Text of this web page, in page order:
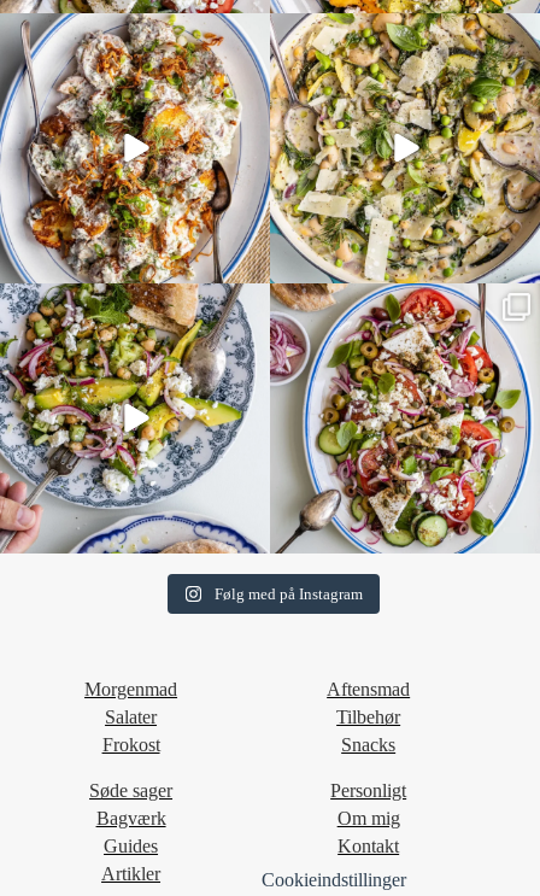
Følg med på Instagram
Morgenmad
Salater
Frokost
Aftensmad
Tilbehør
Snacks
Søde sager
Bagværk
Guides
Artikler
Personligt
Om mig
Kontakt
Cookieindstillinger